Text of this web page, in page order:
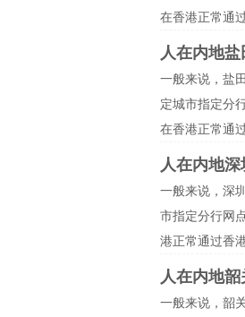
在香港正常通
人在内地
一般来说，盐
定城市指定分
在香港正常通
人在内地
一般来说，深
市指定分行网
港正常通过香
人在内地
一般来说，韶